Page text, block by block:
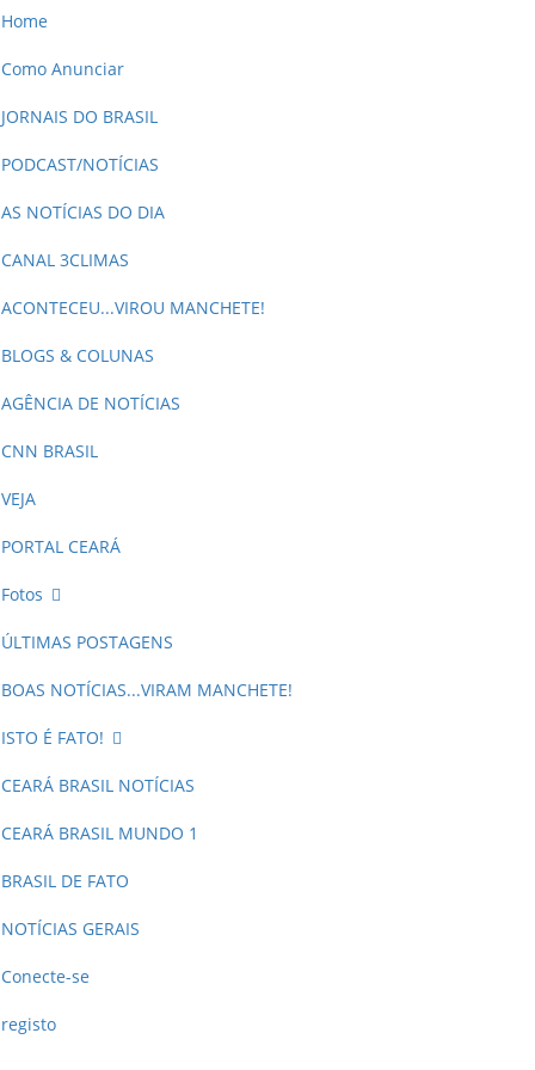
Home
Como Anunciar
JORNAIS DO BRASIL
PODCAST/NOTÍCIAS
AS NOTÍCIAS DO DIA
CANAL 3CLIMAS
ACONTECEU...VIROU MANCHETE!
BLOGS & COLUNAS
AGÊNCIA DE NOTÍCIAS
CNN BRASIL
VEJA
PORTAL CEARÁ
Fotos
ÚLTIMAS POSTAGENS
BOAS NOTÍCIAS...VIRAM MANCHETE!
ISTO É FATO!
CEARÁ BRASIL NOTÍCIAS
CEARÁ BRASIL MUNDO 1
BRASIL DE FATO
NOTÍCIAS GERAIS
Conecte-se
registo